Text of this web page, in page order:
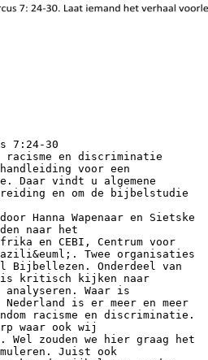
7:24-30
racisme en discriminatie
voor een
Daar vindt u algemene
en om de bijbelstudie
Hanna Wapenaar en Sietske
naar het
en CEBI, Centrum voor
Twee organisaties
Bijbellezen. Onderdeel van
is kritisch kijken naar
analyseren. Waar is
is er meer en meer
racisme en discriminatie.
waar ook wij
Wel zouden we hier graag het
Juist ook